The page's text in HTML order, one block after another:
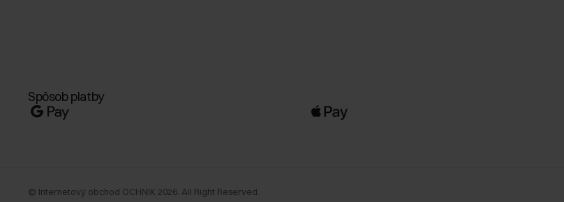
Spôsob platby
© Internetový obchod OCHNIK 2026 . All Right Reserved.